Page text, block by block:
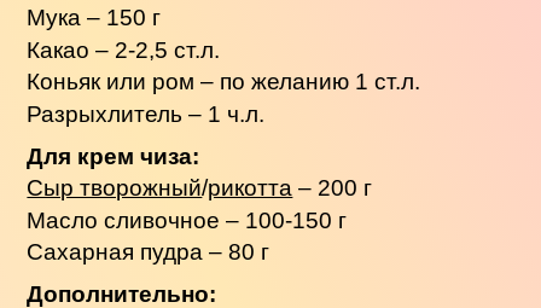
Мука – 150 г
Какао – 2-2,5 ст.л.
Коньяк или ром – по желанию 1 ст.л.
Разрыхлитель – 1 ч.л.
Для крем чиза:
Сыр творожный/рикотта – 200 г
Масло сливочное – 100-150 г
Сахарная пудра – 80 г
Дополнительно: